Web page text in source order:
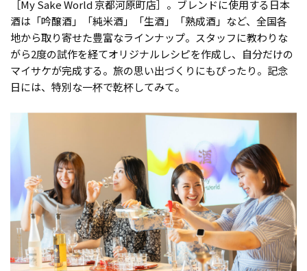
［My Sake World 京都河原町店］。ブレンドに使用する日本
酒は「吟醸酒」「純米酒」「生酒」「熟成酒」など、全国各
地から取り寄せた豊富なラインナップ。スタッフに教わりな
がら2度の試作を経てオリジナルレシピを作成し、自分だけの
マイサケが完成する。旅の思い出づくりにもぴったり。記念
日には、特別な一杯で乾杯してみて。